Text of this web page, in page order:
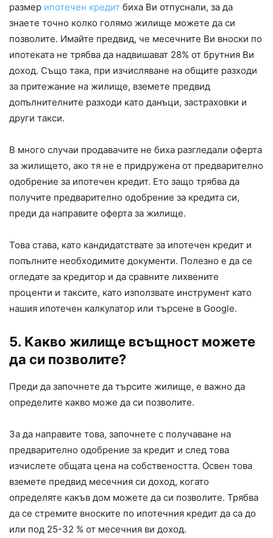
размер ипотечен кредит биха Ви отпуснали, за да
знаете точно колко голямо жилище можете да си
позволите. Имайте предвид, че месечните Ви вноски по
ипотеката не трябва да надвишават 28% от брутния Ви
доход. Също така, при изчисляване на общите разходи
за притежание на жилище, вземете предвид
допълнителните разходи като данъци, застраховки и
други такси.
В много случаи продавачите не биха разгледали оферта
за жилището, ако тя не е придружена от предварително
одобрение за ипотечен кредит. Ето защо трябва да
получите предварително одобрение за кредита си,
преди да направите оферта за жилище.
Това става, като кандидатствате за ипотечен кредит и
попълните необходимите документи. Полезно е да се
огледате за кредитор и да сравните лихвените
проценти и таксите, като използвате инструмент като
нашия ипотечен калкулатор или търсене в Google.
5. Какво жилище всъщност можете
да си позволите?
Преди да започнете да търсите жилище, е важно да
определите какво може да си позволите.
За да направите това, започнете с получаване на
предварително одобрение за кредит и след това
изчислете общата цена на собствеността. Освен това
вземете предвид месечния си доход, когато
определяте какъв дом можете да си позволите. Трябва
да се стремите вноските по ипотечния кредит да са до
или под 25-32 % от месечния ви доход.